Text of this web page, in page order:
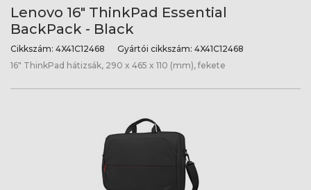
Lenovo 16" ThinkPad Essential
BackPack - Black
Cikkszám: 4X41C12468 Gyártói cikkszám: 4X41C12468
16" ThinkPad hátizsák, 290 x 465 x 110 (mm), fekete